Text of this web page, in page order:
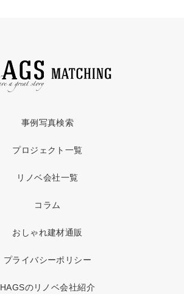
事例写真検索
プロジェクト一覧
リノベ会社一覧
コラム
おしゃれ建材通販
プライバシーポリシー
HAGSのリノベ会社紹介